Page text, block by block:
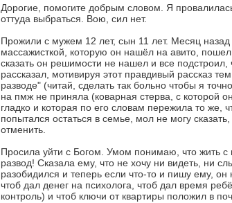
Дорогие, помогите добрым словом. Я
оттуда выбраться. Вою, сил нет.
Прожили с мужем 12 лет, сын 11 лет. Месяц назад
массажисткой, которую он нашёл на авито,
сказать он решимости не нашел и все
рассказал, мотивируя этот правдивый рассказ
разводе" (читай, сделать так больно чтобы я
на пмж не приняла (коварная стерва, с которой
гладко и которая по его словам пережила то
попытался остаться в семье, мол не могу
отменить.
Просила уйти с Богом. Умом понимаю, что жить с
развод! Сказала ему, что не хочу ни видеть, ни
разобидился и теперь если что-то и пишу ему,
чтоб дал денег на психолога, чтоб дал время
контроль) и чтоб ключи от квартиры положил в